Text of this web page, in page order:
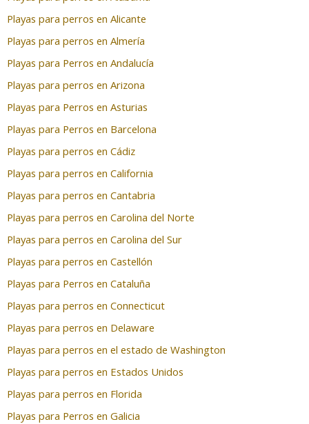
Playas para perros en Alicante
Playas para perros en Almería
Playas para Perros en Andalucía
Playas para perros en Arizona
Playas para Perros en Asturias
Playas para Perros en Barcelona
Playas para perros en Cádiz
Playas para perros en California
Playas para perros en Cantabria
Playas para perros en Carolina del Norte
Playas para perros en Carolina del Sur
Playas para perros en Castellón
Playas para Perros en Cataluña
Playas para perros en Connecticut
Playas para perros en Delaware
Playas para perros en el estado de Washington
Playas para perros en Estados Unidos
Playas para perros en Florida
Playas para Perros en Galicia